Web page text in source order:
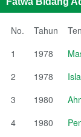
No. Tahun
1
1978
2
1978
3
1980
4
1980